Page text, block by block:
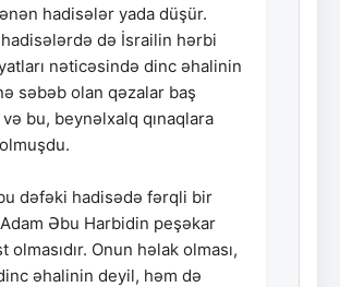
hadisələr yada düşür.
də İsrailin hərbi
nəticəsində dinc əhalinin
səbəb olan qəzalar baş
bu, beynəlxalq qınaqlara
dəfəki hadisədə fərqli bir
Əbu Harbidin peşəkar
olmasıdır. Onun həlak olması,
əhalinin deyil, həm də